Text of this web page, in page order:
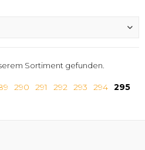
Sortiment gefunden.
290 291 292 293 294 295